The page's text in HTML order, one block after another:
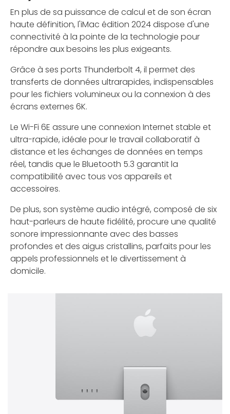
En plus de sa puissance de calcul et de son écran
haute définition, l'iMac édition 2024 dispose d'une
connectivité à la pointe de la technologie pour
répondre aux besoins les plus exigeants.
Grâce à ses ports Thunderbolt 4, il permet des
transferts de données ultrarapides, indispensables
pour les fichiers volumineux ou la connexion à des
écrans externes 6K.
Le Wi-Fi 6E assure une connexion Internet stable et
ultra-rapide, idéale pour le travail collaboratif à
distance et les échanges de données en temps
réel, tandis que le Bluetooth 5.3 garantit la
compatibilité avec tous vos appareils et
accessoires.
De plus, son système audio intégré, composé de six
haut-parleurs de haute fidélité, procure une qualité
sonore impressionnante avec des basses
profondes et des aigus cristallins, parfaits pour les
appels professionnels et le divertissement à
domicile.